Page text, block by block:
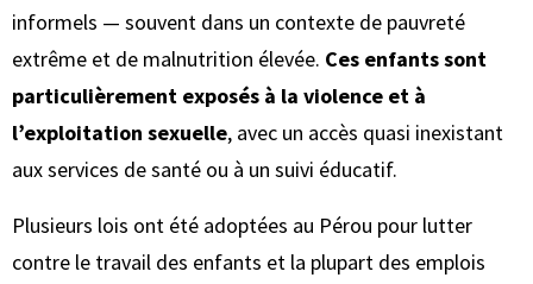
informels — souvent dans un contexte de pauvreté
extrême et de malnutrition élevée. Ces enfants sont
particulièrement exposés à la violence et à
l’exploitation sexuelle, avec un accès quasi inexistant
aux services de santé ou à un suivi éducatif.
Plusieurs lois ont été adoptées au Pérou pour lutter
contre le travail des enfants et la plupart des emplois